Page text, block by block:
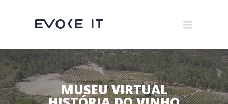
×
Museums
Brand Activation
Corporate
All
MUSEU VIRTUAL